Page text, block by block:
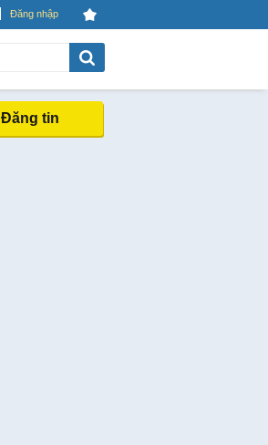
Đăng nhập
Đăng tin